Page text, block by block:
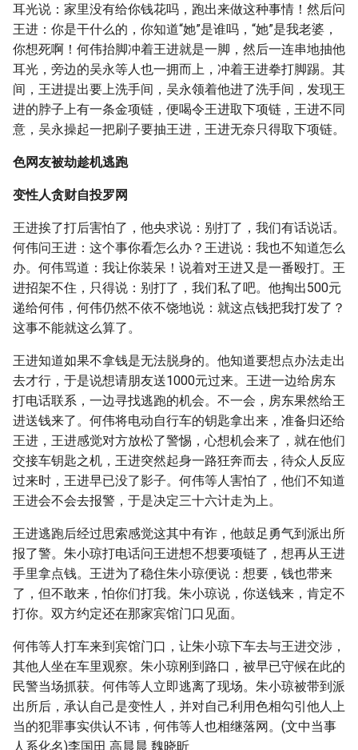
耳光说：家里没有给你钱花吗，跑出来做这种事情！然后问
王进：你是干什么的，你知道“她”是谁吗，“她”是我老婆，
你想死啊！何伟抬脚冲着王进就是一脚，然后一连串地抽他
耳光，旁边的吴永等人也一拥而上，冲着王进拳打脚踢。其
间，王进提出要上洗手间，吴永领着他进了洗手间，发现王
进的脖子上有一条金项链，便喝令王进取下项链，王进不同
意，吴永操起一把刷子要抽王进，王进无奈只得取下项链。
色网友被劫趁机逃跑
变性人贪财自投罗网
王进挨了打后害怕了，他央求说：别打了，我们有话说话。
何伟问王进：这个事你看怎么办？王进说：我也不知道怎么
办。何伟骂道：我让你装呆！说着对王进又是一番殴打。王
进招架不住，只得说：别打了，我们私了吧。他掏出500元
递给何伟，何伟仍然不依不饶地说：就这点钱把我打发了？
这事不能就这么算了。
王进知道如果不拿钱是无法脱身的。他知道要想点办法走出
去才行，于是说想请朋友送1000元过来。王进一边给房东
打电话联系，一边寻找逃跑的机会。不一会，房东果然给王
进送钱来了。何伟将电动自行车的钥匙拿出来，准备归还给
王进，王进感觉对方放松了警惕，心想机会来了，就在他们
交接车钥匙之机，王进突然起身一路狂奔而去，待众人反应
过来时，王进早已没了影子。何伟等人害怕了，他们不知道
王进会不会去报警，于是决定三十六计走为上。
王进逃跑后经过思索感觉这其中有诈，他鼓足勇气到派出所
报了警。朱小琼打电话问王进想不想要项链了，想再从王进
手里拿点钱。王进为了稳住朱小琼便说：想要，钱也带来
了，但不敢来，怕你们打我。朱小琼说，你送钱来，肯定不
打你。双方约定还在那家宾馆门口见面。
何伟等人打车来到宾馆门口，让朱小琼下车去与王进交涉，
其他人坐在车里观察。朱小琼刚到路口，被早已守候在此的
民警当场抓获。何伟等人立即逃离了现场。朱小琼被带到派
出所后，承认自己是变性人，并对自己利用色相勾引他人上
当的犯罪事实供认不讳，何伟等人也相继落网。(文中当事
人系化名)李国田 高晨晨 魏晓昕